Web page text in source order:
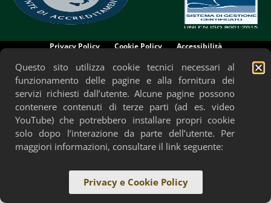
Privacy Policy Cookie Policy Accessibilità
Questo sito utilizza cookie tecnici necessari al
funzionamento delle pagine e alla fornitura dei
servizi richiesti dall’utente. Alcune pagine possono
contenere contenuti di terze parti (ad es. video
YouTube) che potrebbero installare propri cookie
solo dopo l’interazione da parte dell’utente. Per
maggiori informazioni, consultare il link seguente:
Privacy e Cookie Policy